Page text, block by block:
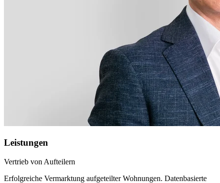
Leistungen
Vertrieb von Aufteilern
Erfolgreiche Vermarktung aufgeteilter Wohnungen. Datenbasierte